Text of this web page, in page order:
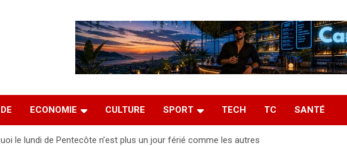
ECONOMIE CULTURE SPORT TECH TC SANTÉ
le lundi de Pentecôte n’est plus un jour férié comme les autres